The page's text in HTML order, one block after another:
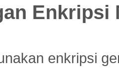
Enkripsi
enkripsi